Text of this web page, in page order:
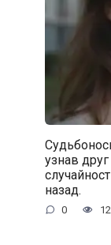
узнав
назад.
0 12